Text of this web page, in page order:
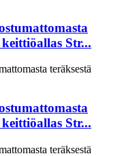
Str...
Str...